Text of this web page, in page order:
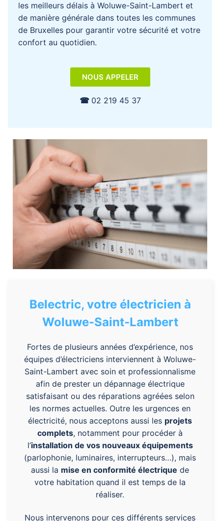
les meilleurs délais à Woluwe-Saint-Lambert et
de manière générale dans toutes les communes
de Bruxelles pour garantir votre sécurité et votre
confort au quotidien.
NOUS APPELER
☎︎ 02 219 45 37
Belectric, votre électricien à
Woluwe-Saint-Lambert
Fortes de plusieurs années d’expérience, nos
équipes d’électriciens interviennent à Woluwe-
Saint-Lambert avec soin et professionnalisme
afin de prester un dépannage électrique
satisfaisant ou des réparations agréées selon
les normes actuelles. Outre les urgences en
électricité, nous acceptons aussi les projets
complets, notamment pour procéder à
l’installation de vos nouveaux équipements
(parlophonie, luminaires, interrupteurs…), mais
aussi la mise en conformité électrique de
votre habitation quand il est temps de la
réaliser.
Nous intervenons pour ces différents services